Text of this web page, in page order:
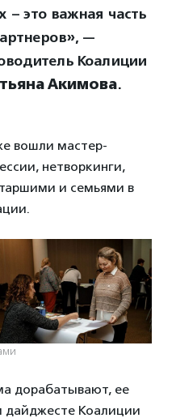
– это важная часть
—
Коалиции
Акимова.
вошли мастер-
нетворкинги,
и семьями в
дорабатывают, ее
дайджесте Коалиции